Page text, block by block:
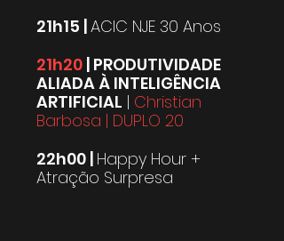
21h15 |ACIC NJE 30 Anos
21h20| PRODUTIVIDADE
ALIADA À INTELIGÊNCIA
ARTIFICIAL | Christian
Barbosa | DUPLO 20
22h00 | Happy Hour +
Atração Surpresa